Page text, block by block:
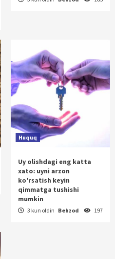
Huquq
Uy olishdagi eng katta
xato: uyni arzon
ko'rsatish keyin
qimmatga tushishi
mumkin
3 kun oldin Behzod 197